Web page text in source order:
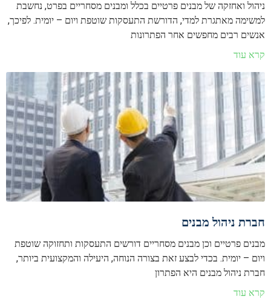
ניהול ואחזקה של מבנים פרטיים בכלל ומבנים מסחריים בפרט, נחשבת
למשימה מאתגרת למדי, הדורשת התעסקות שוטפת ויום – יומית. לפיכך,
אנשים רבים מחפשים אחר הפתרונות
קרא עוד
חברת ניהול מבנים
מבנים פרטיים וכן מבנים מסחריים דורשים התעסקות ותחזוקה שוטפת
ויום – יומית. בכדי לבצע זאת בצורה הנוחה, היעילה והמקצועית ביותר,
חברת ניהול מבנים היא הפתרון
קרא עוד